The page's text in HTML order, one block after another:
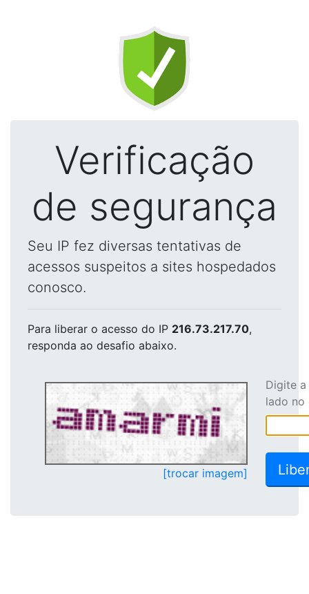
Verificação
de segurança
Seu IP fez diversas tentativas de
acessos suspeitos a sites hospedados
conosco.
Para liberar o acesso do IP 216.73.217.70,
responda ao desafio abaixo.
[trocar imagem]
Digite
lado no